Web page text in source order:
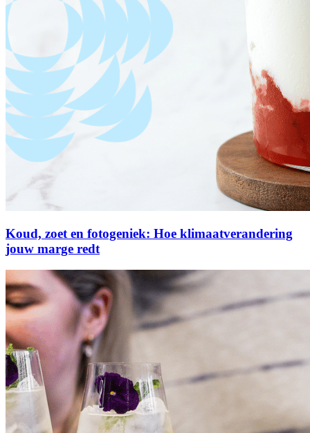
Koud, zoet en fotogeniek: Hoe klimaatverandering
jouw marge redt